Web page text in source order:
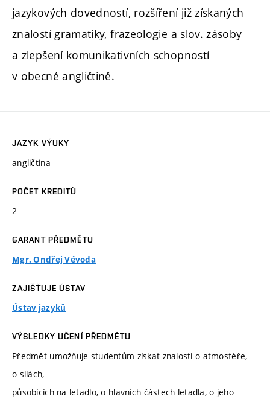
jazykových dovedností, rozšíření již získaných
znalostí gramatiky, frazeologie a slov. zásoby
a zlepšení komunikativních schopností
v obecné angličtině.
JAZYK VÝUKY
angličtina
POČET KREDITŮ
2
GARANT PŘEDMĚTU
Mgr. Ondřej Vévoda
ZAJIŠŤUJE ÚSTAV
Ústav jazyků
VÝSLEDKY UČENÍ PŘEDMĚTU
Předmět umožňuje studentům získat znalosti o atmosféře,
o silách,
působících na letadlo, o hlavních částech letadla, o jeho